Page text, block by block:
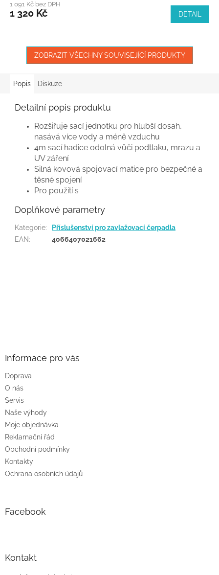
1 091 Kč bez DPH
1 320 Kč DETAIL
ZOBRAZIT VŠECHNY SOUVISEJÍCÍ PRODUKTY
Popis Diskuze
Detailní popis produktu
Rozšiřuje sací jednotku pro hlubší dosah,
nasává více vody a méně vzduchu
4m sací hadice odolná vůči podtlaku, mrazu a
UV záření
Silná kovová spojovací matice pro bezpečné a
těsné spojení
Pro použití s
Doplňkové parametry
Kategorie:
Příslušenství pro zavlažovací čerpadla
EAN: 4066407021662
Informace pro vás
Doprava
O nás
Servis
Naše výhody
Moje objednávka
Reklamační řád
Obchodní podmínky
Kontakty
Ochrana osobních údajů
Facebook
Kontakt